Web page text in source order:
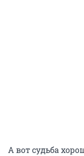
А вот судьба